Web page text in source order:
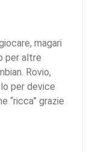
magari
per altre
Rovio,
per device
“ricca” grazie